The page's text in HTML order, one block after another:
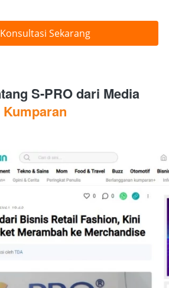
Konsultasi Sekarang
Kumparan